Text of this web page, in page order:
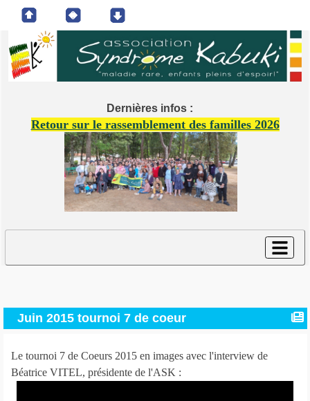
Dernières infos :
Retour sur le rassemblement des familles 2026
Juin 2015 tournoi 7 de coeur
Le tournoi 7 de Coeurs 2015 en images avec l'interview de
Béatrice VITEL, présidente de l'ASK :